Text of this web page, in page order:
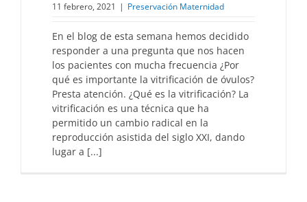
11 febrero, 2021 | Preservación Maternidad
En el blog de esta semana hemos decidido
responder a una pregunta que nos hacen
los pacientes con mucha frecuencia ¿Por
qué es importante la vitrificación de óvulos?
Presta atención. ¿Qué es la vitrificación? La
vitrificación es una técnica que ha
permitido un cambio radical en la
reproducción asistida del siglo XXI, dando
lugar a [...]